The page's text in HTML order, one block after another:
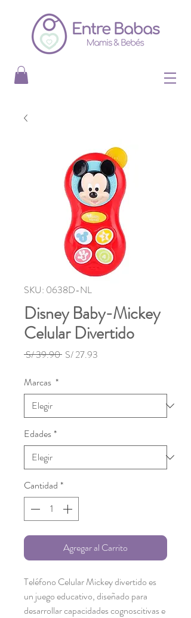
SKU: 0638D-NL
Disney Baby-Mickey
Celular Divertido
S/ 39.90 Precio
S/ 27.93
Marcas *
Edades*
Cantidad *
Agregar al Carrito
Teléfono Celular Mickey divertido es
un juego educativo, diseñado para
desarrollar capacidades cognoscitivas e